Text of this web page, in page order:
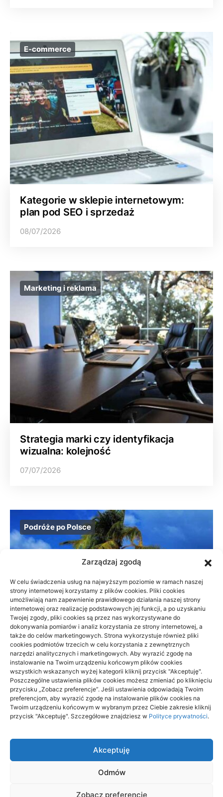
Zarządzaj zgodą
W celu świadczenia usług na najwyższym poziomie w ramach naszej
strony internetowej korzystamy z plików cookies. Pliki cookies
umożliwiają nam zapewnienie prawidłowego działania naszej strony
internetowej oraz realizację podstawowych jej funkcji, a po uzyskaniu
Twojej zgody, pliki cookies są przez nas wykorzystywane do
dokonywania pomiarów i analiz korzystania ze strony internetowej, a
także do celów marketingowych. Strona wykorzystuje również pliki
cookies podmiotów trzecich w celu korzystania z zewnętrznych
narzędzi analitycznych i marketingowych. Aby wyrazić zgodę na
instalowanie na Twoim urządzeniu końcowym plików cookies
wszystkich wskazanych wyżej kategorii kliknij przycisk "Akceptuję".
Poszczególne ustawienia plików cookies możesz zmieniać po kliknięciu
przycisku „Zobacz preferencje”. Jeśli ustawienia odpowiadają Twoim
preferencjom, aby wyrazić zgodę na instalowanie plików cookies na
Twoim urządzeniu końcowym w wybranym przez Ciebie zakresie kliknij
przycisk "Akceptuję". Szczegółowe znajdziesz w Polityce prywatności.
Akceptuję
Odmów
Zobacz preferencje
E-commerce
Kategorie w sklepie internetowym:
plan pod SEO i sprzedaż
08/07/2026
Marketing i reklama
Strategia marki czy identyfikacja
wizualna: kolejność
07/07/2026
Podróże po Polsce
Beskid Śląski: widokowe szlaki na 1
dzień — wybór trasy
18/06/2026
aitrendy.pl